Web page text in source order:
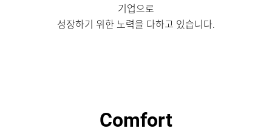
기업으로
성장하기 위한 노력을 다하고 있습니다.
Comfort